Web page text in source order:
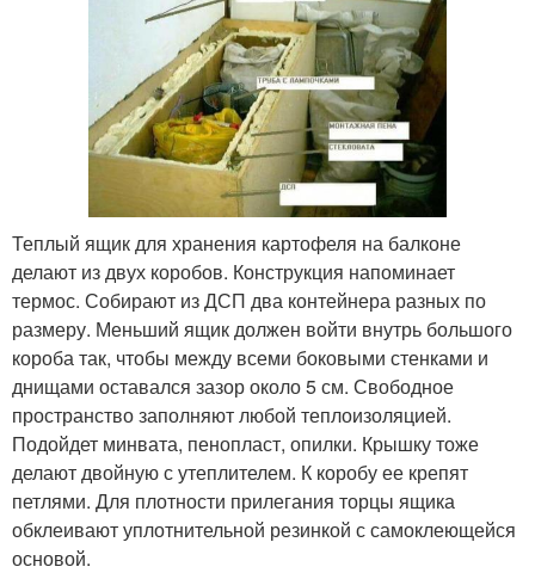
Теплый ящик для хранения картофеля на балконе
делают из двух коробов. Конструкция напоминает
термос. Собирают из ДСП два контейнера разных по
размеру. Меньший ящик должен войти внутрь большого
короба так, чтобы между всеми боковыми стенками и
днищами оставался зазор около 5 см. Свободное
пространство заполняют любой теплоизоляцией.
Подойдет минвата, пенопласт, опилки. Крышку тоже
делают двойную с утеплителем. К коробу ее крепят
петлями. Для плотности прилегания торцы ящика
обклеивают уплотнительной резинкой с самоклеющейся
основой.